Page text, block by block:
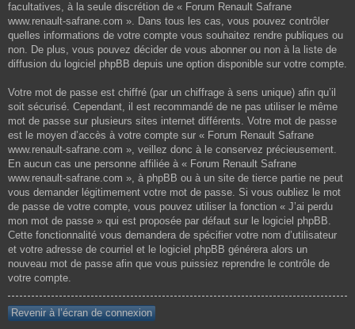
facultatives, à la seule discrétion de « Forum Renault Safrane
www.renault-safrane.com ». Dans tous les cas, vous pouvez contrôler
quelles informations de votre compte vous souhaitez rendre publiques ou
non. De plus, vous pouvez décider de vous abonner ou non à la liste de
diffusion du logiciel phpBB depuis une option disponible sur votre compte.
Votre mot de passe est chiffré (par un chiffrage à sens unique) afin qu’il
soit sécurisé. Cependant, il est recommandé de ne pas utiliser le même
mot de passe sur plusieurs sites internet différents. Votre mot de passe
est le moyen d’accès à votre compte sur « Forum Renault Safrane
www.renault-safrane.com », veillez donc à le conservez précieusement.
En aucun cas une personne affiliée à « Forum Renault Safrane
www.renault-safrane.com », à phpBB ou à un site de tierce partie ne peut
vous demander légitimement votre mot de passe. Si vous oubliez le mot
de passe de votre compte, vous pouvez utiliser la fonction « J’ai perdu
mon mot de passe » qui est proposée par défaut sur le logiciel phpBB.
Cette fonctionnalité vous demandera de spécifier votre nom d’utilisateur
et votre adresse de courriel et le logiciel phpBB générera alors un
nouveau mot de passe afin que vous puissiez reprendre le contrôle de
votre compte.
Revenir à l’écran de connexion